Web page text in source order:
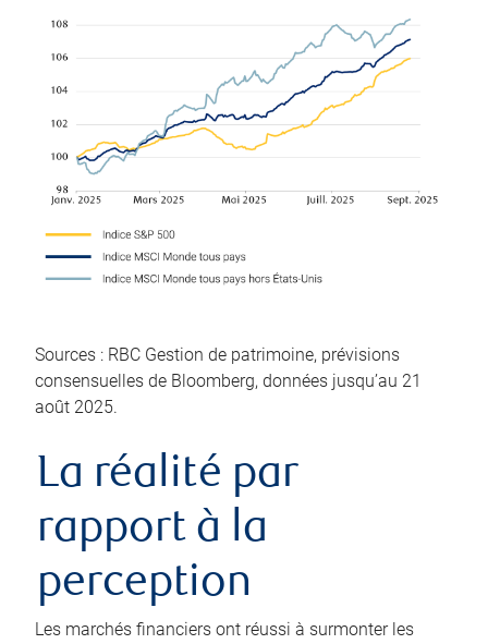
Sources : RBC Gestion de patrimoine, prévisions
consensuelles de Bloomberg, données jusqu’au 21
août 2025.
La réalité par
rapport à la
perception
Les marchés financiers ont réussi à surmonter les